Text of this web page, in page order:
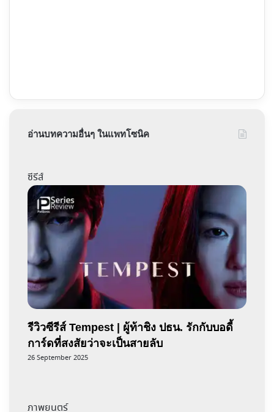
อ่านบทความอื่นๆ ในแพทโซนิค
ซีรีส์
รีวิวซีรีส์ Tempest | ผู้ท้าชิง ปธน. รักกับบอดี้
การ์ดที่สงสัยว่าจะเป็นสายลับ
26 September 2025
ภาพยนตร์